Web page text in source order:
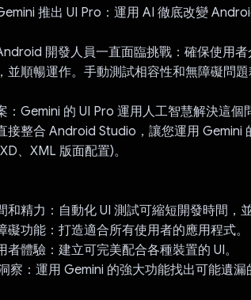
推出 UI Pro：運用 AI 徹底改變
開發人員一直面臨挑戰：確保使用
並順暢運作。手動測試相容性和無障礙問題
：Gemini 的 UI Pro 運用人工智慧解決這
接整合 Android Studio，讓您運用 Gemini
、XML 版面配置)。
和精力：自動化 UI 測試可縮短開發時間，
礙功能：打造適合所有使用者的應用程式。
者體驗：建立可完美配合各種裝置的 UI。
察：運用 Gemini 的強大功能找出可能遺漏